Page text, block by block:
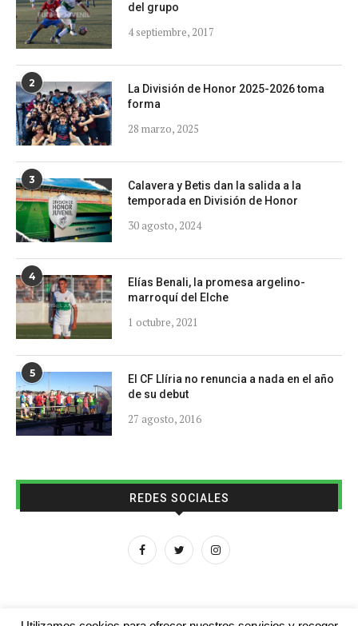
del grupo
4 septiembre, 2017
2
La División de Honor 2025-2026 toma
forma
28 marzo, 2025
3
Calavera y Betis dan la salida a la
temporada en División de Honor
30 agosto, 2024
4
Elías Benali, la promesa argelino-
marroquí del Elche
1 octubre, 2021
5
El CF Llíria no renuncia a nada en el año
de su debut
27 agosto, 2016
REDES SOCIALES